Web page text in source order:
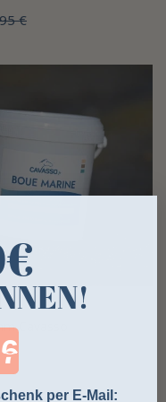
€
Cavasso
ends in:
per E-Mail: